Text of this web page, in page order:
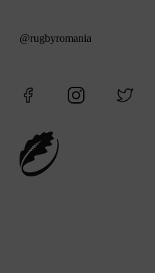
@rugbyromania